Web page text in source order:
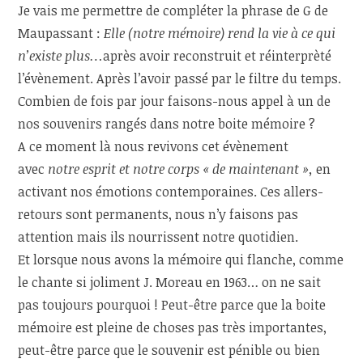
Je vais me permettre de compléter la phrase de G de
Maupassant :Elle (notre mémoire) rend la vie à ce qui
n’existe plus…après avoir reconstruit et réinterprèté
l’évènement. Après l’avoir passé par le filtre du temps.
Combien de fois par jour faisons-nous appel à un de
nos souvenirs rangés dans notre boite mémoire ?
A ce moment là nous revivons cet évènement
avec notre esprit et notre corps « de maintenant »,en
activant nos émotions contemporaines. Ces allers-
retours sont permanents, nous n’y faisons pas
attention mais ils nourrissent notre quotidien.
Et lorsque nous avons la mémoire qui flanche, comme
le chante si joliment J. Moreau en 1963… on ne sait
pas toujours pourquoi ! Peut-être parce que la boite
mémoire est pleine de choses pas très importantes,
peut-être parce que le souvenir est pénible ou bien